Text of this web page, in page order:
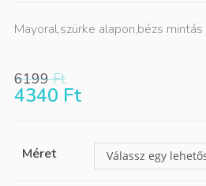
Mayoral,szürke alapon,bézs
6199Ft
4340 Ft
Méret Válassz egy